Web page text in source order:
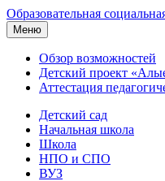
Образовательная
Меню
Обзор возможностей
Детский проект
Аттестация
Детский сад
Начальная школа
Школа
НПО и СПО
ВУЗ